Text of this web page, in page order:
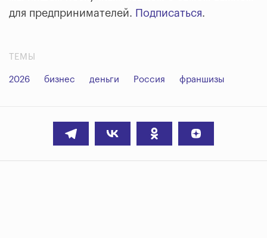
для предпринимателей. Подписаться.
ТЕМЫ
2026 бизнес деньги Россия франшизы